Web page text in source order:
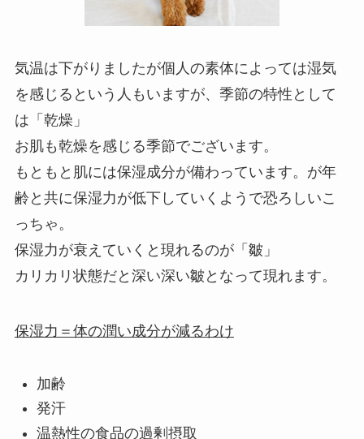
気温は下がりましたが個人の素体によっては湿気
を感じるという人もいますが、季節の特性として
は「乾燥」
お肌も乾燥を感じる季節でございます。
もともと肌には保湿成分が備わっています。が年
齢と共に保湿力が低下していくようで恐ろしいこ
っちゃ。
保湿力が衰えていくと現れるのが「皺」
カリカリ状態だと深い深い皺となって現れます。
保湿力＝体の潤い成分が減るわけ
加齢
発汗
温熱性の食品の過剰摂取